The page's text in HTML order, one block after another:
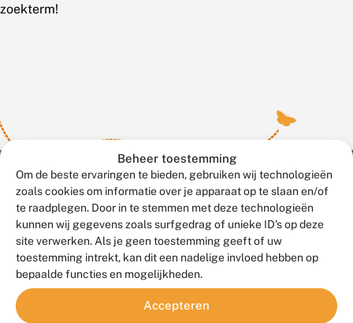
Beheer toestemming
Om de beste ervaringen te bieden, gebruiken wij technologieën
zoals cookies om informatie over je apparaat op te slaan en/of
te raadplegen. Door in te stemmen met deze technologieën
kunnen wij gegevens zoals surfgedrag of unieke ID's op deze
site verwerken. Als je geen toestemming geeft of uw
toestemming intrekt, kan dit een nadelige invloed hebben op
bepaalde functies en mogelijkheden.
Accepteren
zoekterm!
Contact
Veelgestelde vragen
Meld waarnemingen© 2026 Vlinderstichting
Duurzaam ontwikkeld door
Go2People
, ontworpen door
Blue Field Agency
Privacy
Disclaimer
Sitemap